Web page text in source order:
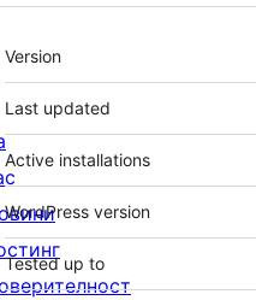
Мета
Version
Last updated
Active installations
WordPress version
Tested up to